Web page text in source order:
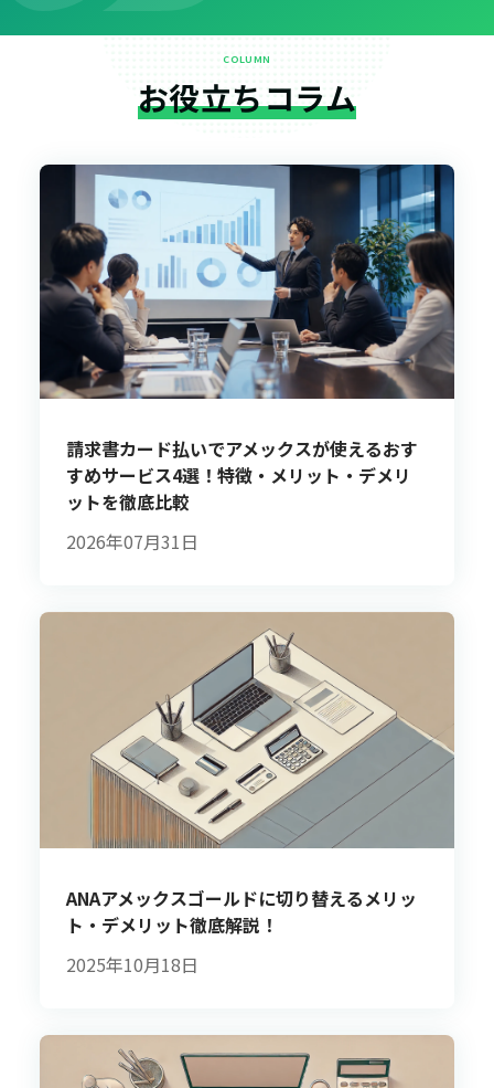
COLUMN
お役立ちコラム
請求書カード払いでアメックスが使えるおす
すめサービス4選！特徴・メリット・デメリ
ットを徹底比較
2026年07月31日
ANAアメックスゴールドに切り替えるメリッ
ト・デメリット徹底解説！
2025年10月18日